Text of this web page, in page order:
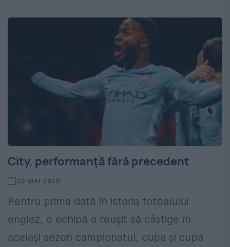
City, performanță fără precedent
20 MAI 2019
Pentru prima dată în istoria fotbalului
englez, o echipă a reușit să câștige în
același sezon campionatul, cupa și cupa